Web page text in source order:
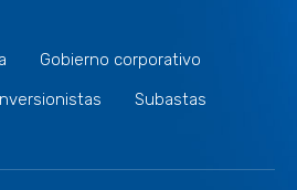
Gobierno corporativo
Subastas